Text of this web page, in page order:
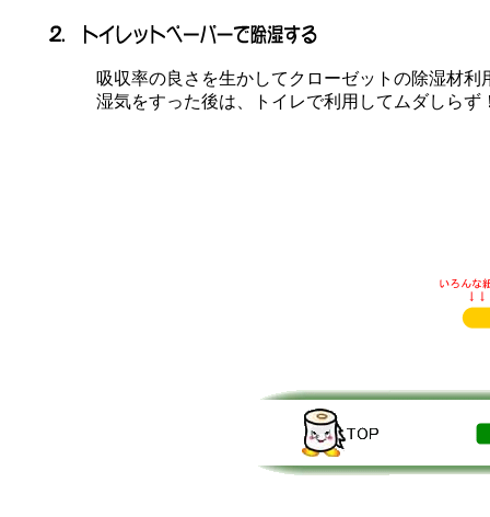
吸収率の良さを生かしてクローゼットの除湿材利
湿気をすった後は、トイレで利用してムダしらず